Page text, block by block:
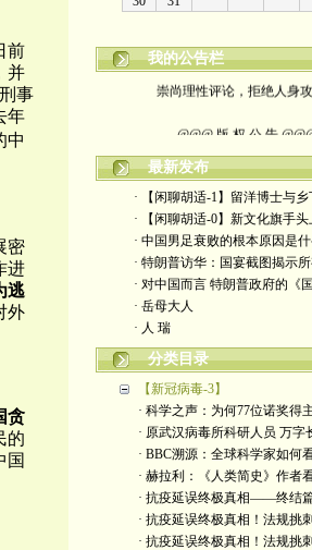
前
并
事
年
中
密
进
逃
外
贪
的
国
我的公告栏
崇尚理性评论，拒绝人身
本博客所发布文章，
除特别注明者外，均为原
转载或制作视频，
须注明如下版权信息：
作者（格致夫）和出处（万维
最新发布
· 【闲聊胡适-1】留洋博士与乡
· 【闲聊胡适-0】新文化旗手头
· 中国男足衰败的根本原因是什
· 特朗普访华：国宴截图揭示
· 对中国而言 特朗普政府的《
· 岳母大人
· 人 瑞
分类目录
【新冠病毒-3】
· 科学之声：为何77位诺奖得
· 原武汉病毒所科研人员 万字
· BBC溯源：全球科学家如何
· 赫拉利：《人类简史》作者
· 抗疫延误终极真相——终结
· 抗疫延误终极真相！法规挑
· 抗疫延误终极真相！法规挑